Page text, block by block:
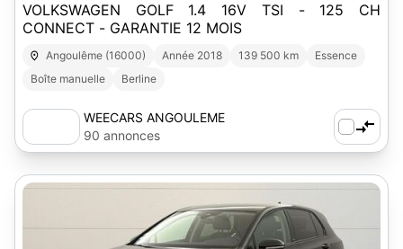
VOLKSWAGEN GOLF 1.4 16V TSI - 125 CH
CONNECT - GARANTIE 12 MOIS
Angoulême (16000) Année 2018 139 500 km
Essence
Boîte manuelle
Berline
WEECARS ANGOULEME
90 annonces